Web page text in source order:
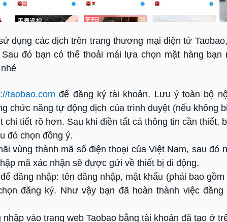
dụng các dịch trên trang thương mại điện tử
đó bạn có thể thoải mái lựa chọn mặt hàng bạn
taobao.com để đăng ký tài khoản. Lưu ý toàn bộ
chức năng tự động dịch của trình duyệt (nếu không
chi tiết rõ hơn. Sau khi điền tất cả thông tin cần thiết,
đó chọn đồng ý.
vùng thành mã số điện thoại của Việt Nam, sau đó
mã xác nhận sẽ được gửi về thiết bị di động.
đăng nhập: tên đăng nhập, mật khẩu (phải bao
đăng ký. Như vậy bạn đã hoàn thành việc
nhập vào trang web Taobao bằng tài khoản đã tạo ở